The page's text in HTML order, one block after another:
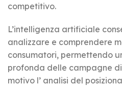
competitivo.
L’intelligenza artificiale
analizzare e comprendere
consumatori, permettendo
profonda delle campagne
motivo l’ analisi del